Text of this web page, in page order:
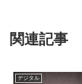
関連記事
デジタル